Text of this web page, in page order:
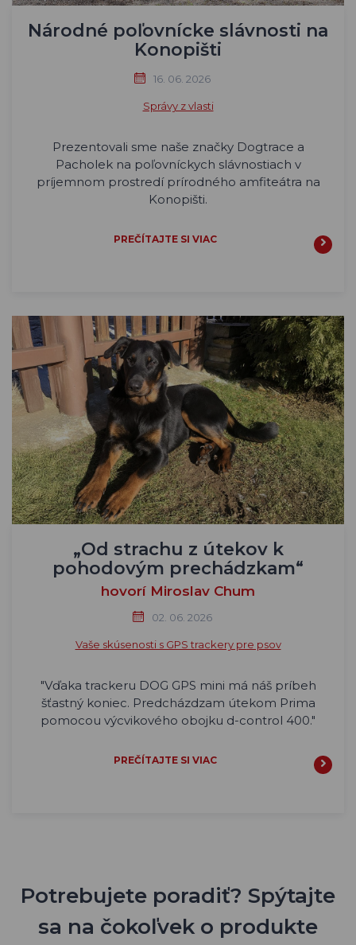
Národné poľovnícke slávnosti na
Konopišti
16. 06. 2026
Správy z vlasti
Prezentovali sme naše značky Dogtrace a
Pacholek na poľovníckych slávnostiach v
príjemnom prostredí prírodného amfiteátra na
Konopišti.
PREČÍTAJTE SI VIAC
„Od strachu z útekov k
pohodovým prechádzkam“
hovorí Miroslav Chum
02. 06. 2026
Vaše skúsenosti s GPS trackery pre psov
"Vďaka trackeru DOG GPS mini má náš príbeh
šťastný koniec. Predcházdzam útekom Prima
pomocou výcvikového obojku d-control 400."
PREČÍTAJTE SI VIAC
Potrebujete poradiť? Spýtajte
sa na čokoľvek o produkte